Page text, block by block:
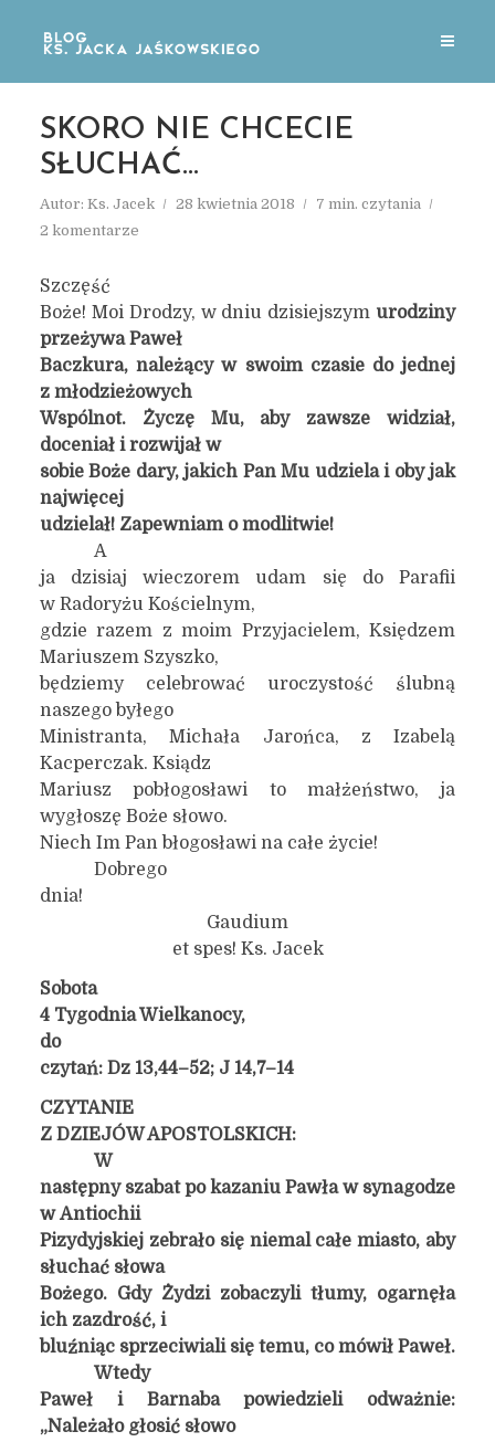
SKORO NIE CHCECIE
SŁUCHAĆ…
Autor: Ks. Jacek 28 kwietnia 2018
7 min. czytania
2 komentarze
Szczęść
Boże! Moi Drodzy, w dniu dzisiejszym urodziny
przeżywa Paweł
Baczkura, należący w swoim czasie do jednej
z młodzieżowych
Wspólnot. Życzę Mu, aby zawsze widział,
doceniał i rozwijał w
sobie Boże dary, jakich Pan Mu udziela i oby jak
najwięcej
udzielał! Zapewniam o modlitwie!
A
ja dzisiaj wieczorem udam się do Parafii
w Radoryżu Kościelnym,
gdzie razem z moim Przyjacielem, Księdzem
Mariuszem Szyszko,
będziemy celebrować uroczystość ślubną
naszego byłego
Ministranta, Michała Jarońca, z Izabelą
Kacperczak. Ksiądz
Mariusz pobłogosławi to małżeństwo, ja
wygłoszę Boże słowo.
Niech Im Pan błogosławi na całe życie!
Dobrego
dnia!
Gaudium
et spes! Ks. Jacek
Sobota
4 Tygodnia Wielkanocy,
do
czytań: Dz 13,44–52; J 14,7–14
CZYTANIE
Z DZIEJÓW APOSTOLSKICH:
W
następny szabat po kazaniu Pawła w synagodze
w Antiochii
Pizydyjskiej zebrało się niemal całe miasto, aby
słuchać słowa
Bożego. Gdy Żydzi zobaczyli tłumy, ogarnęła
ich zazdrość, i
bluźniąc sprzeciwiali się temu, co mówił Paweł.
Wtedy
Paweł i Barnaba powiedzieli odważnie:
„Należało głosić słowo